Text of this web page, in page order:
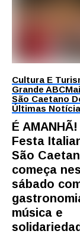
Cultura E
Grande ABC
São Caetano
Últimas
É AMANHÃ!
Festa
São
começa
sábado
música e